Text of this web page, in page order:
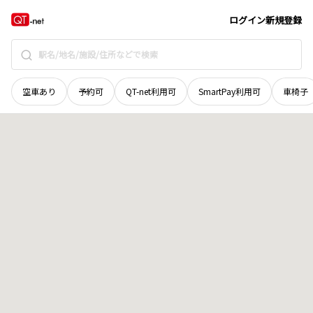
ログイン新規登録
空車あり 予約可 QT-net利用可 SmartPay利用可 車椅子
北海道